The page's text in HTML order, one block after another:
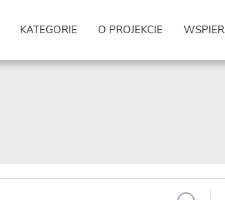
KATEGORIE O PROJEKCIE